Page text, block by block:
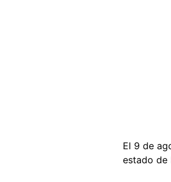
El 9 de
estado de